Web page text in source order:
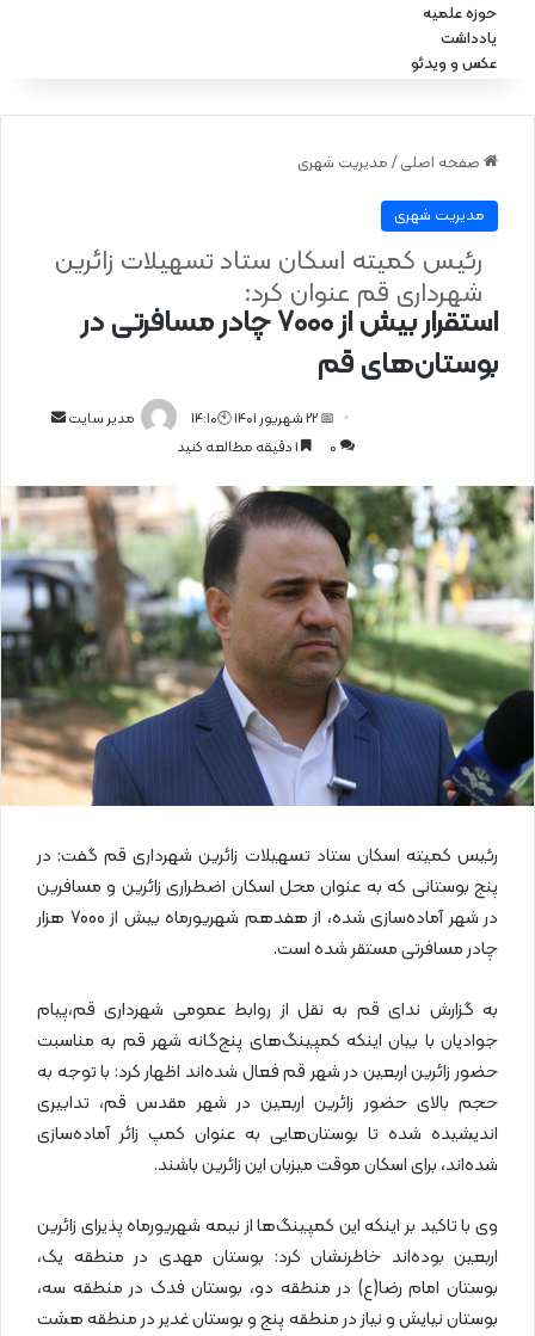
حوزه علمیه
یادداشت
عکس و ویدئو
صفحه اصلی / مدیریت شهری
مدیریت شهری
استقرار بیش از ۷۰۰۰ چادر مسافرتی در
بوستان‌های قم
رئیس کمیته اسکان ستاد تسهیلات زائرین
شهرداری قم عنوان کرد:
مدیر سایت
ا
ل
ا
ی
ی
ل
📅 22 شهریور 1401 🕙14:10
0
رئیس کمیته اسکان ستاد تسهیلات زائرین شهرداری قم گفت: در
پنج بوستانی که به عنوان محل اسکان اضطراری زائرین و مسافرین
در شهر آماده‌سازی شده، از هفدهم شهریورماه بیش از 7000 هزار
چادر مسافرتی مستقر شده است.
به گزارش ندای قم به نقل از روابط عمومی شهرداری قم،پیام
جوادیان با بیان اینکه کمپینگ‌های پنج‌گانه شهر قم به مناسبت
حضور زائرین اربعین در شهر قم فعال شده‌اند اظهار کرد: با توجه به
حجم بالای حضور زائرین اربعین در شهر مقدس قم، تدابیری
اندیشیده شده تا بوستان‌هایی به عنوان کمپ زائر آماده‌سازی
شده‌اند، برای اسکان موقت میزبان این زائرین باشند.
وی با تاکید بر اینکه این کمپینگ‌ها از نیمه شهریورماه پذیرای زائرین
اربعین بوده‌اند خاطرنشان کرد: بوستان مهدی در منطقه یک،
بوستان امام رضا(ع) در منطقه دو، بوستان فدک در منطقه سه،
بوستان نیایش و نیاز در منطقه پنج و بوستان غدیر در منطقه هشت